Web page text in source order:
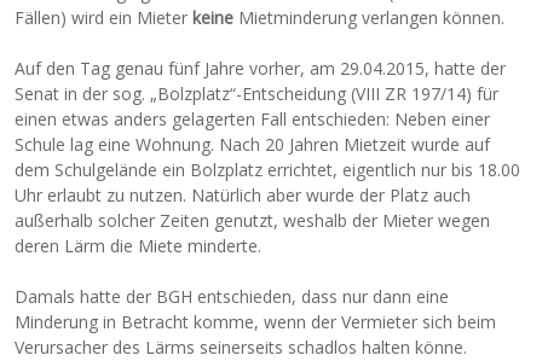
Fällen) wird ein Mieter keine Mietminderung verlangen können.
Auf den Tag genau fünf Jahre vorher, am 29.04.2015, hatte der
Senat in der sog. „Bolzplatz“-Entscheidung (VIII ZR 197/14) für
einen etwas anders gelagerten Fall entschieden: Neben einer
Schule lag eine Wohnung. Nach 20 Jahren Mietzeit wurde auf
dem Schulgelände ein Bolzplatz errichtet, eigentlich nur bis 18.00
Uhr erlaubt zu nutzen. Natürlich aber wurde der Platz auch
außerhalb solcher Zeiten genutzt, weshalb der Mieter wegen
deren Lärm die Miete minderte.
Damals hatte der BGH entschieden, dass nur dann eine
Minderung in Betracht komme, wenn der Vermieter sich beim
Verursacher des Lärms seinerseits schadlos halten könne.